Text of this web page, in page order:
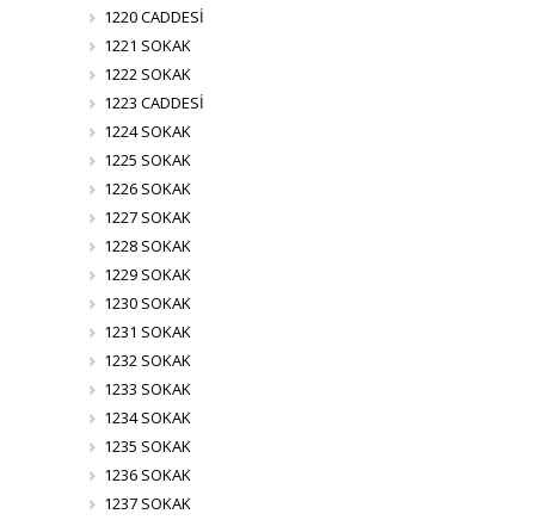
1220 CADDESİ
1221 SOKAK
1222 SOKAK
1223 CADDESİ
1224 SOKAK
1225 SOKAK
1226 SOKAK
1227 SOKAK
1228 SOKAK
1229 SOKAK
1230 SOKAK
1231 SOKAK
1232 SOKAK
1233 SOKAK
1234 SOKAK
1235 SOKAK
1236 SOKAK
1237 SOKAK